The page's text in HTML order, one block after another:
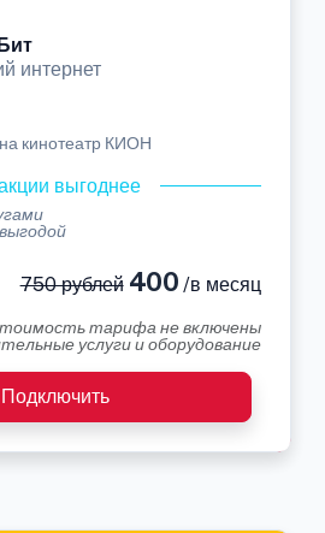
интернет
кинотеатр КИОН
выгоднее
750 рублей400 /в месяц
тарифа не включены
услуги и оборудование
Подключить